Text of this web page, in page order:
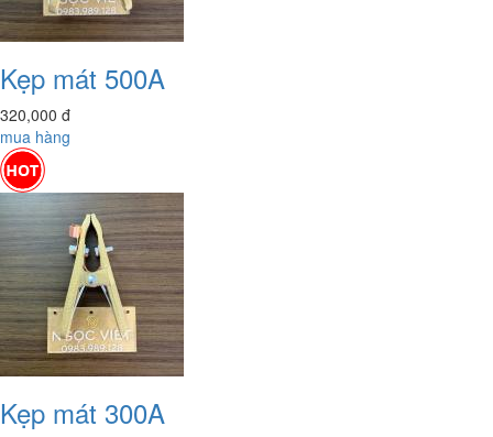
Kẹp mát 500A
320,000 đ
mua hàng
Kẹp mát 300A